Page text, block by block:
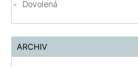
Dovolená
ARCHIV